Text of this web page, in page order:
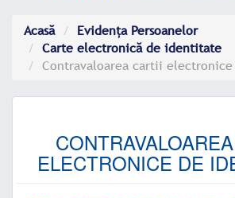
Acasă
Evidența Persoanelor
Carte electronică de identitate
Contravaloarea cartii
ELECTRONICE DE